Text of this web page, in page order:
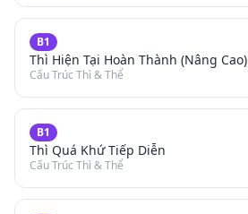
B1
Thì Hiện Tại Hoàn Thành (Nâng Cao)
Cấu Trúc Thì & Thể
B1
Thì Quá Khứ Tiếp Diễn
Cấu Trúc Thì & Thể